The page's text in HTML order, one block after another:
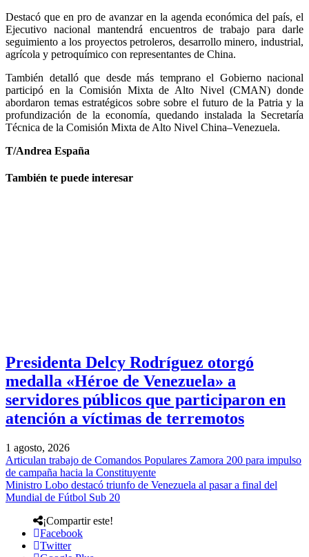
Destacó que en pro de avanzar en la agenda económica del país, el
Ejecutivo nacional mantendrá encuentros de trabajo para darle
seguimiento a los proyectos petroleros, desarrollo minero, industrial,
agrícola y petroquímico con representantes de China.
También detalló que desde más temprano el Gobierno nacional
participó en la Comisión Mixta de Alto Nivel (CMAN) donde
abordaron temas estratégicos sobre sobre el futuro de la Patria y la
profundización de la economía, quedando instalada la Secretaría
Técnica de la Comisión Mixta de Alto Nivel China–Venezuela.
T/Andrea España
También te puede interesar
Presidenta Delcy Rodríguez otorgó
medalla «Héroe de Venezuela» a
servidores públicos que participaron en
atención a víctimas de terremotos
1 agosto, 2026
Articulan trabajo de Comandos Populares Zamora 200 para impulso
de campaña hacia la Constituyente
Ministro Lobo destacó triunfo de Venezuela al pasar a final del
Mundial de Fútbol Sub 20
¡Compartir este!
Facebook
Twitter